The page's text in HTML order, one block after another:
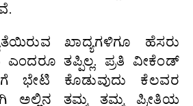
ಖಾದ್ಯಗಳಿಗೂ ಹೆಸರು
ತಪ್ಪಿಲ್ಲ. ಪ್ರತಿ ವೀಕೆಂಡ್
ಭೇಟಿ ಕೊಡುವುದು ಕೆಲವರ
ಅಲ್ಲಿನ ತಮ್ಮ ತಮ್ಮ ಪ್ರೀತಿಯ